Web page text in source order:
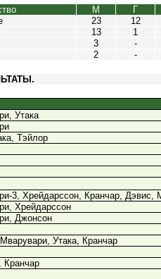
М Г
23 12
13 1
3 -
2 -
Утака
Тэйлор
3, Хрейдарссон, Кранчар, Дэвис,
Хрейдарссон
Джонсон
Утака, Кранчар
Кранчар